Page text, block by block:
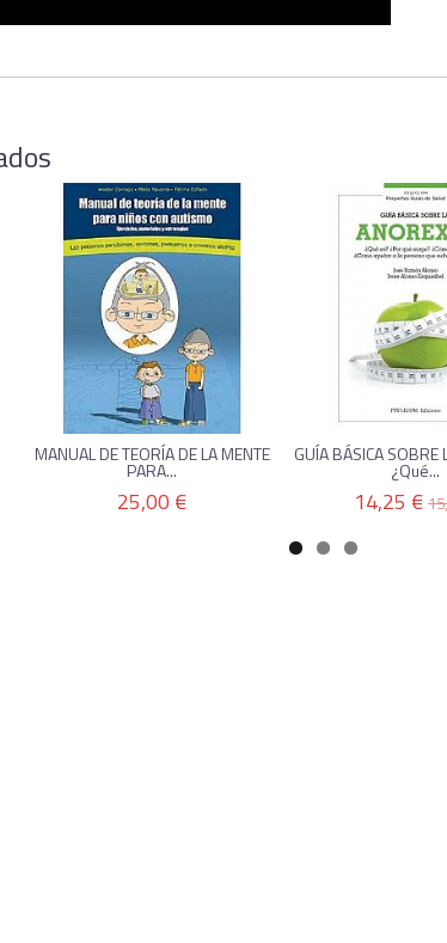
MANUAL DE TEORÍA DE LA MENTE
PARA...
25,00 €
GUÍA BÁSICA SOBRE
¿Qué...
14,25 €